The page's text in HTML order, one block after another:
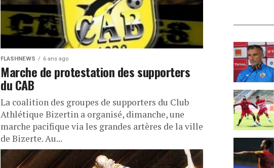
FLASHNEWS 6 ans ago
Marche de protestation des supporters
du CAB
La coalition des groupes de supporters du Club
Athlétique Bizertin a organisé, dimanche, une
marche pacifique via les grandes artères de la ville
de Bizerte. Au...